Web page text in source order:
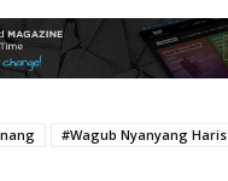
#Wagub Nyanyang Haris